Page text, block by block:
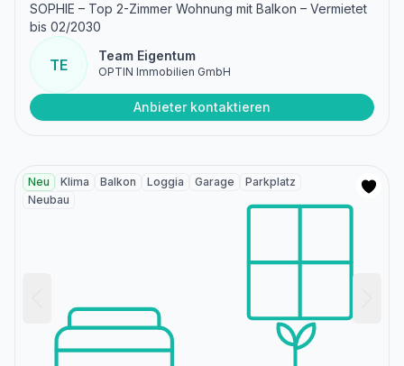
SOPHIE – Top 2-Zimmer Wohnung mit Balkon – Vermietet
bis 02/2030
TE
Team Eigentum
OPTIN Immobilien GmbH
Anbieter kontaktieren
Neu Klima Balkon Loggia Garage
Parkplatz
Neubau